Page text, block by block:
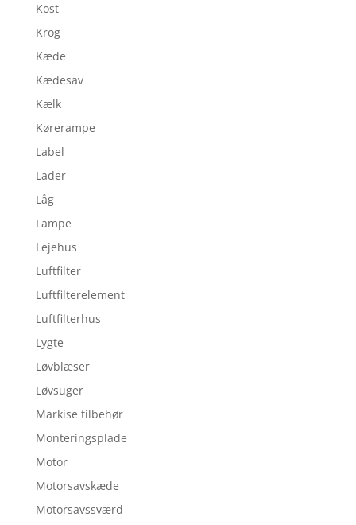
Kost
Krog
Kæde
Kædesav
Kælk
Kørerampe
Label
Lader
Låg
Lampe
Lejehus
Luftfilter
Luftfilterelement
Luftfilterhus
Lygte
Løvblæser
Løvsuger
Markise tilbehør
Monteringsplade
Motor
Motorsavskæde
Motorsavssværd